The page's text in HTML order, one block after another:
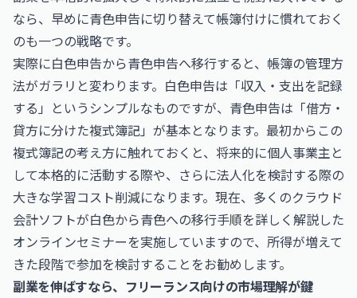
なら、早めに青色申告に切り替えて帳簿付けに慣れておく
のも一つの戦略です。
実際に白色申告から青色申告へ移行すると、帳簿の管理方
法がガラリと変わります。白色申告は「収入・支出を記録
する」というシンプルなものですが、青色申告は「借方・
貸方に分けた複式簿記」が基本となります。最初からこの
複式簿記の考え方に触れておくと、将来的に個人事業主と
して本格的に活動する際や、さらに法人化を検討する際の
大きな学習コスト削減になります。現在、多くのクラウド
会計ソフトが白色から青色への移行手順を詳しく解説した
オンラインセミナーを実施していますので、所得が増えて
きた段階で参加を検討することをお勧めします。
副業を伸ばすなら、フリーランス向けの市場理解が鍵